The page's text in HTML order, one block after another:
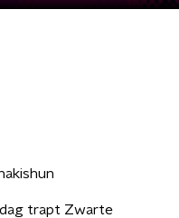
trapt Zwarte